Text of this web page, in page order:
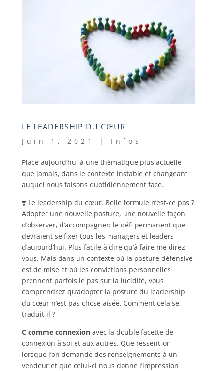
LE LEADERSHIP DU CŒUR
Juin 1, 2021 | Infos
Place aujourd’hui à une thématique plus actuelle
que jamais, dans le contexte instable et changeant
auquel nous faisons quotidiennement face.
❣️ Le leadership du cœur. Belle formule n’est-ce pas ?
Adopter une nouvelle posture, une nouvelle façon
d’observer, d’accompagner: le défi permanent que
devraient se fixer tous les managers et leaders
d’aujourd’hui. Plus facile à dire qu’à faire me direz-
vous. Mais dans un contexte où la posture défensive
est de mise et où les convictions personnelles
prennent parfois le pas sur la lucidité, vous
comprendrez qu’adopter la posture du leadership
du cœur n’est pas chose aisée. Comment cela se
traduit-il ?
C comme connexionavec la double facette de
connexion à soi et aux autres. Que ressent-on
lorsque l’on demande des renseignements à un
vendeur et que celui-ci nous donne l’impression